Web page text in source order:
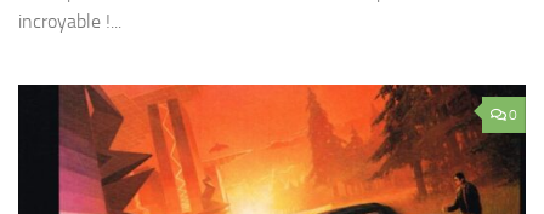
incroyable !...
0